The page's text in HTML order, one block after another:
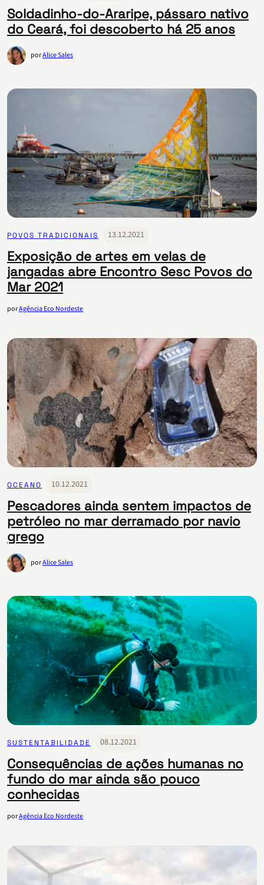
Soldadinho-do-Araripe, pássaro nativo
do Ceará, foi descoberto há 25 anos
porAlice Sales
POVOS TRADICIONAIS 13.12.2021
Exposição de artes em velas de
jangadas abre Encontro Sesc Povos do
Mar 2021
porAgência Eco Nordeste
OCEANO 10.12.2021
Pescadores ainda sentem impactos de
petróleo no mar derramado por navio
grego
porAlice Sales
SUSTENTABILIDADE 08.12.2021
Consequências de ações humanas no
fundo do mar ainda são pouco
conhecidas
porAgência Eco Nordeste